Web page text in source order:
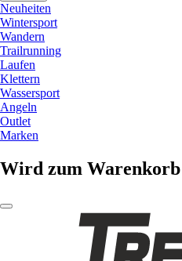
Neuheiten
Wintersport
Wandern
Trailrunning
Laufen
Klettern
Wassersport
Angeln
Outlet
Marken
Wird zum